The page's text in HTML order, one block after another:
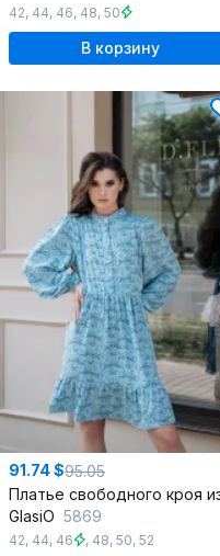
42, 44, 46, 48, 50
В корзину
91.74 $95.05
GlasiO 5869
42, 44, 46 , 48, 50, 52